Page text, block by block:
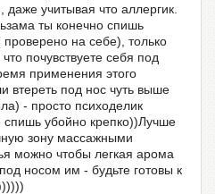
учитывая что аллергик.
ты конечно спишь
на себе), только
почувствуете себя под
применения этого
втереть под нос чуть выше
- просто психоделик
убойно крепко))Лучше
зону массажными
можно чтобы легкая арома
носом им - будьте готовы к